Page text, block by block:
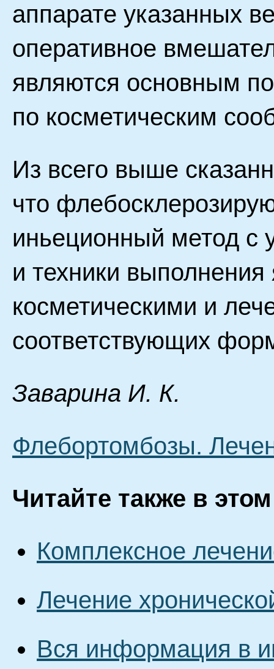
аппарате указанных
оперативное
являются основным
по косметическим
Из всего выше
что
иньеционный метод с
и техники
косметическими и
соответствующих
Зaвapинa И. К.
Флебортомбозы.
Читайте также в
Комплексное
Лечение
Вся информация в